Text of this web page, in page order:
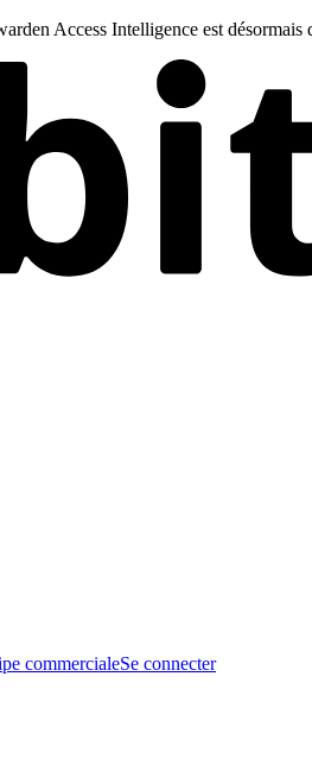
Access Intelligence est désormais
commercialeSe connecter